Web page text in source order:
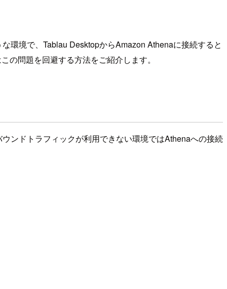
環境で、Tablau DesktopからAmazon Athenaに接続すると
問題を回避する方法をご紹介します。
ンドトラフィックが利用できない環境ではAthenaへの接続